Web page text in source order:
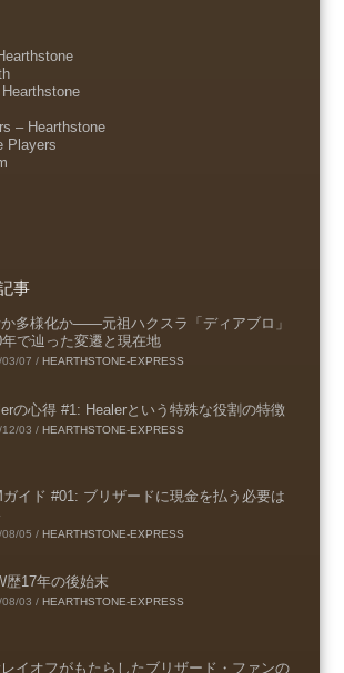
– Hearthstone
Players
事
多様化か――元祖ハクスラ「ディアブロ」
年で辿った変遷と現在地
07 / HEARTHSTONE-EXPRESS
の心得 #1: Healerという特殊な役割の特徴
03 / HEARTHSTONE-EXPRESS
イド #01: ブリザードに現金を払う必要は
05 / HEARTHSTONE-EXPRESS
歴17年の後始末
03 / HEARTHSTONE-EXPRESS
イオフがもたらしたブリザード・ファンの